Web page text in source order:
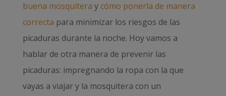
buena mosquitera ycómo ponerla de manera
correcta para minimizar los riesgos de las
picaduras durante la noche. Hoy vamos a
hablar de otra manera de prevenir las
picaduras: impregnando la ropa con la que
vayas a viajar y la mosquitera con un